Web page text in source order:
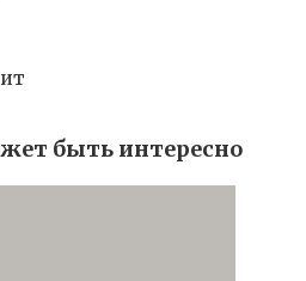
быть интересно